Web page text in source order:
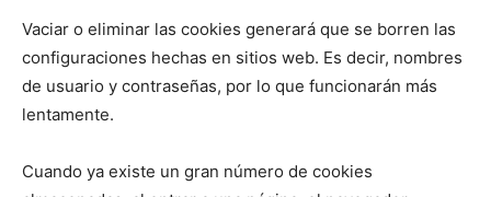
Vaciar o eliminar las cookies generará que se borren las
configuraciones hechas en sitios web. Es decir, nombres
de usuario y contraseñas, por lo que funcionarán más
lentamente.
Cuando ya existe un gran número de cookies